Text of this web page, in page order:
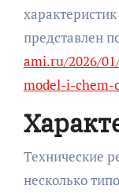
представлен
ami.ru/2026/
model-i-chem-
Технические
несколько